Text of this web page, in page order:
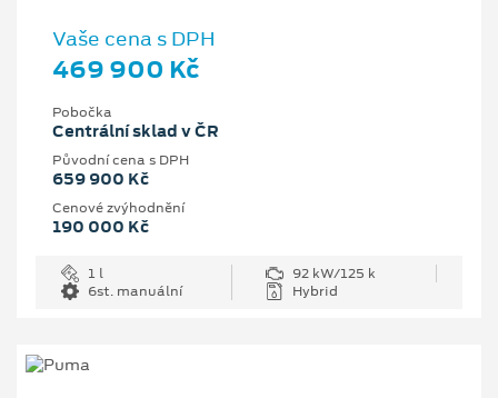
Vaše cena s DPH
469 900 Kč
Pobočka
Centrální sklad v ČR
Původní cena s DPH
659 900 Kč
Cenové zvýhodnění
190 000 Kč
1 l
92 kW/125 k
6st. manuální
Hybrid